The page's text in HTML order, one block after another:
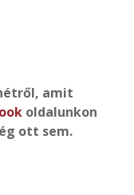
amit
oldalunkon
ott sem.